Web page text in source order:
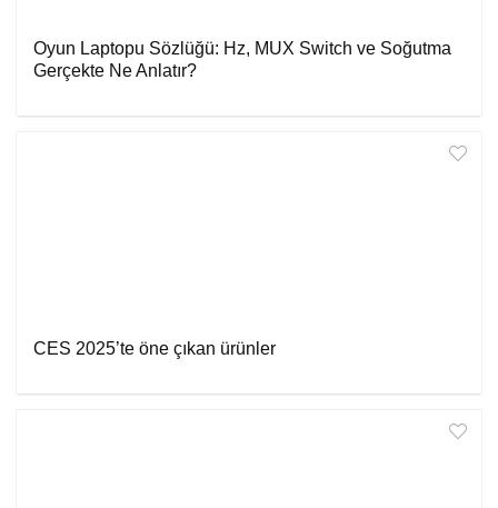
Oyun Laptopu Sözlüğü: Hz, MUX Switch ve Soğutma
Gerçekte Ne Anlatır?
CES 2025’te öne çıkan ürünler